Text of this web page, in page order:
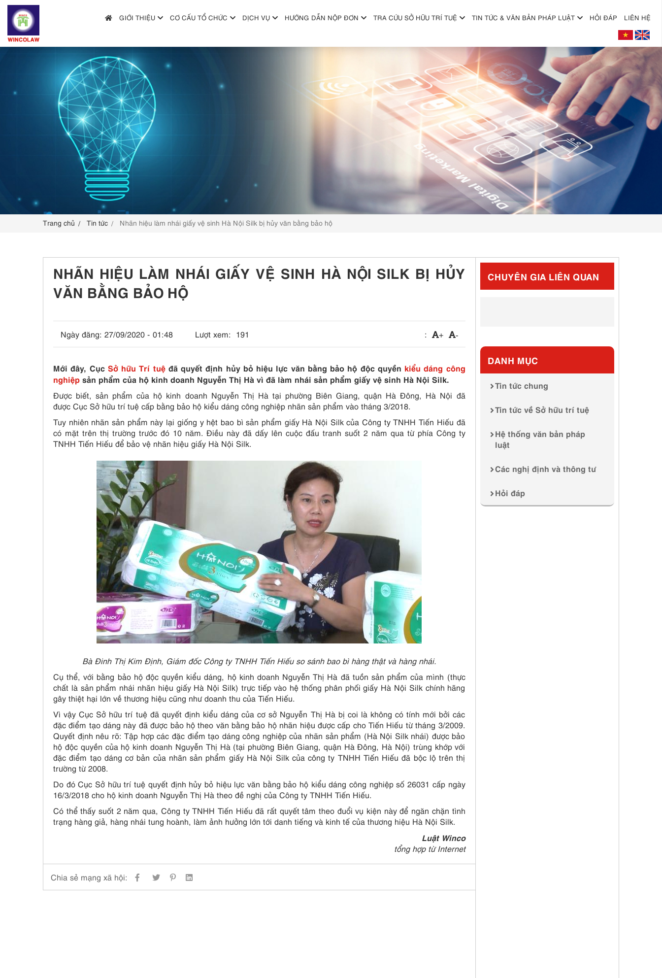
+
CƠ CẤU TỔ CHỨC +
+
HƯỚNG DẪN NỘP ĐƠN
TRA CỨU SỞ HỮU TRÍ TUỆ
TIN TỨC & VĂN BẢN PHÁP LUẬT
HỎI ĐÁP
GIỚI THIỆU CƠ CẤU TỔ CHỨC DỊCH VỤ HƯỚNG DẪN NỘP ĐƠN TRA CỨU SỞ HỮU TRÍ TUỆ TIN TỨC & VĂN BẢN PHÁP LUẬT HỎI ĐÁP LIÊN HỆ
Trang chủ Tin tức Nhãn hiệu làm nhái giấy vệ sinh Hà Nội Silk bị hủy văn bằng bảo hộ
NHÃN HIỆU LÀM NHÁI GIẤY VỆ SINH HÀ NỘI SILK BỊ HỦY
VĂN BẰNG BẢO HỘ
Ngày đăng: 27/09/2020 - 01:48 Lượt xem: 191 : + -
Mới đây, Cục Sở hữu Trí tuệđã quyết định hủy bỏ hiệu lực văn bằng bảo hộ độc quyền kiểu dáng công
nghiệp sản phẩm của hộ kinh doanh Nguyễn Thị Hà vì đã làm nhái sản phẩm giấy vệ sinh Hà Nội Silk.
Được biết, sản phẩm của hộ kinh doanh Nguyễn Thị Hà tại phường Biên Giang, quận Hà Đông, Hà Nội đã
được Cục Sở hữu trí tuệ cấp bằng bảo hộ kiểu dáng công nghiệp nhãn sản phẩm vào tháng 3/2018.
Tuy nhiên nhãn sản phẩm này lại giống y hệt bao bì sản phẩm giấy Hà Nội Silk của Công ty TNHH Tiến Hiếu đã
có mặt trên thị trường trước đó 10 năm. Điều này đã dấy lên cuộc đấu tranh suốt 2 năm qua từ phía Công ty
TNHH Tiến Hiếu để bảo vệ nhãn hiệu giấy Hà Nội Silk.
Bà Đinh Thị Kim Định, Giám đốc Công ty TNHH Tiến Hiếu so sánh bao bì hàng thật và hàng nhái.
Cụ thể, với bằng bảo hộ độc quyền kiểu dáng, hộ kinh doanh Nguyễn Thị Hà đã tuồn sản phẩm của mình (thực
chất là sản phẩm nhái nhãn hiệu giấy Hà Nội Silk) trực tiếp vào hệ thống phân phối giấy Hà Nội Silk chính hãng
gây thiệt hại lớn về thương hiệu cũng như doanh thu của Tiến Hiếu.
Vì vậy Cục Sở hữu trí tuệ đã quyết định kiểu dáng của cơ sở Nguyễn Thị Hà bị coi là không có tính mới bởi các
đặc điểm tạo dáng này đã được bảo hộ theo văn bằng bảo hộ nhãn hiệu được cấp cho Tiến Hiếu từ tháng 3/2009.
Quyết định nêu rõ: Tập hợp các đặc điểm tạo dáng công nghiệp của nhãn sản phẩm (Hà Nội Silk nhái) được bảo
hộ độc quyền của hộ kinh doanh Nguyễn Thị Hà (tại phường Biên Giang, quận Hà Đông, Hà Nội) trùng khớp với
đặc điểm tạo dáng cơ bản của nhãn sản phẩm giấy Hà Nội Silk của công ty TNHH Tiến Hiếu đã bộc lộ trên thị
trường từ 2008.
Do đó Cục Sở hữu trí tuệ quyết định hủy bỏ hiệu lực văn bằng bảo hộ kiểu dáng công nghiệp số 26031 cấp ngày
16/3/2018 cho hộ kinh doanh Nguyễn Thị Hà theo đề nghị của Công ty TNHH Tiến Hiếu.
Có thể thấy suốt 2 năm qua, Công ty TNHH Tiến Hiếu đã rất quyết tâm theo đuổi vụ kiện này để ngăn chặn tình
trạng hàng giả, hàng nhái tung hoành, làm ảnh hưởng lớn tới danh tiếng và kinh tế của thương hiệu Hà Nội Silk.
Luật Winco
tổng hợp từ Internet
Chia sẻ mạng xã hội:
CHUYÊN GIA LIÊN QUAN
DANH MỤC
Tin tức chung
Tin tức về Sở hữu trí tuệ
Hệ thống văn bản pháp
luật
Các nghị định và thông tư
Hỏi đáp